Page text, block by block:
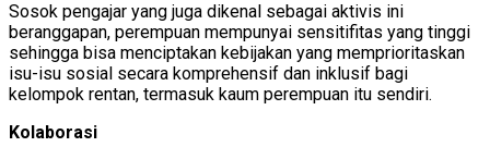
Sosok pengajar yang juga dikenal sebagai aktivis ini
beranggapan, perempuan mempunyai sensitifitas yang tinggi
sehingga bisa menciptakan kebijakan yang memprioritaskan
isu-isu sosial secara komprehensif dan inklusif bagi
kelompok rentan, termasuk kaum perempuan itu sendiri.
Kolaborasi